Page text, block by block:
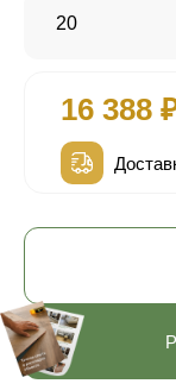
20
16 388